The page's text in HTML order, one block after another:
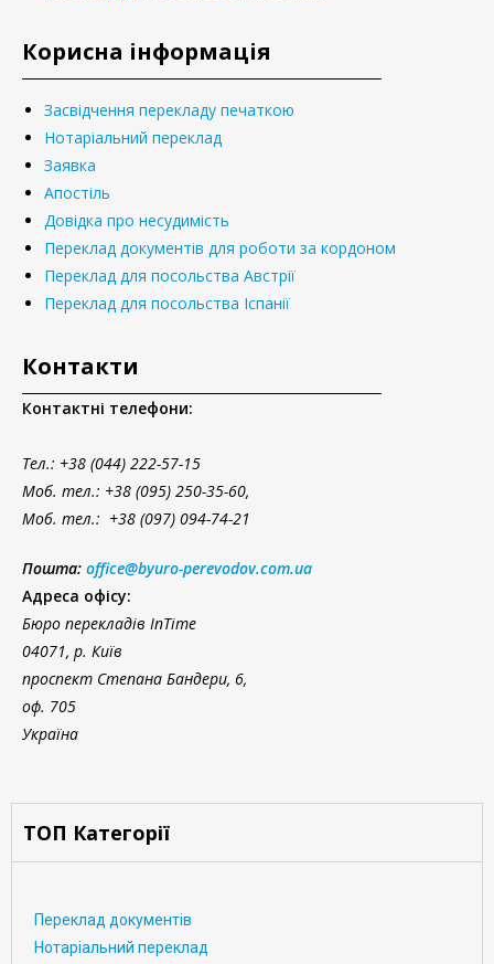
Корисна інформація
Засвідчення перекладу печаткою
Нотаріальний переклад
Заявка
Апостіль
Довідка про несудимість
Переклад документів для роботи за кордоном
Переклад для посольства Австрії
Переклад для посольства Іспанії
Контакти
Контактні телефони:
Тел.: +38 (044) 222-57-15
Моб. тел.: +38 (095) 250-35-60,
Моб. тел.: +38 (097) 094-74-21
Пошта: office@byuro-perevodov.com.ua
Адреса офісу:
Бюро перекладів InTime
04071, р. Київ
проспект Степана Бандери, 6,
оф. 705
Україна
ТОП Категорії
Переклад документів
Нотаріальний переклад